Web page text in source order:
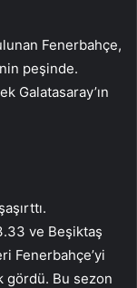
Fenerbahçe,
peşinde.
Galatasaray’ın
ve Beşiktaş
Fenerbahçe’yi
gördü. Bu sezon